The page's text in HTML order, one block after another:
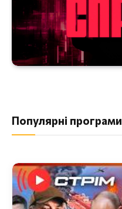
Популярні програми